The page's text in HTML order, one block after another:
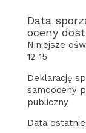
Data
oceny
Niniejsze
12-15
Deklarację
samooceny
publiczny
Data